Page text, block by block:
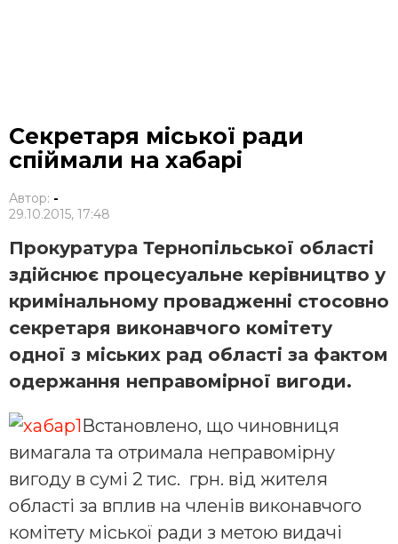
Секретаря міської ради
спіймали на хабарі
Автор: -
29.10.2015, 17:48
Прокуратура Тернопільської області
здійснює процесуальне керівництво у
кримінальному провадженні стосовно
секретаря виконавчого комітету
одної з міських рад області за фактом
одержання неправомірної вигоди.
Встановлено, що чиновниця
вимагала та отримала неправомірну
вигоду в сумі 2 тис. грн. від жителя
області за вплив на членів виконавчого
комітету міської ради з метою видачі